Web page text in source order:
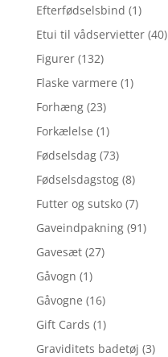
Efterfødselsbind (1)
Etui til vådservietter (40)
Figurer (132)
Flaske varmere (1)
Forhæng (23)
Forkælelse (1)
Fødselsdag (73)
Fødselsdagstog (8)
Futter og sutsko (7)
Gaveindpakning (91)
Gavesæt (27)
Gåvogn (1)
Gåvogne (16)
Gift Cards (1)
Graviditets badetøj (3)